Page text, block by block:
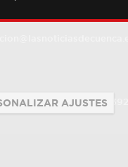
684 126 573 / 670 726 392
AJUSTES